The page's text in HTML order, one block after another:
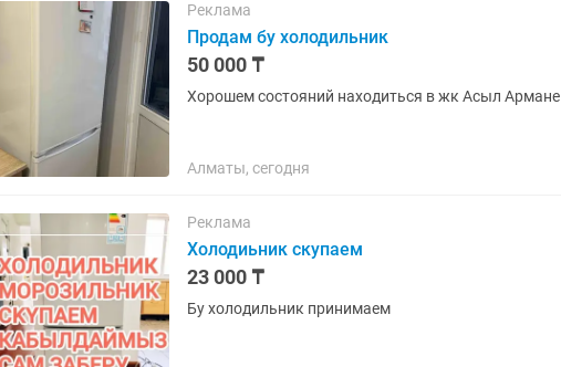
Реклама
Продам бу холодильник
50 000 ₸
Хорошем состояний находиться в жк Асыл Армане
Алматы, сегодня
Реклама
Холодиьник скупаем
23 000 ₸
Бу холодильник принимаем